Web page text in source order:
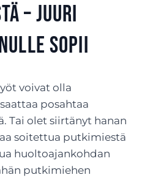
– juuri
sopii
voivat olla
posahtaa
Tai olet siirtänyt hanan
soitettua putkimiestä
huoltoajankohdan
putkimiehen